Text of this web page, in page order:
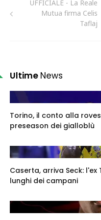
UFFICIALE - La Reale
Mutua firma Celis
Taflaj
Ultime News
Torino, il conto alla
preseason dei gialloblù
Caserta, arriva Seck:
lunghi dei campani